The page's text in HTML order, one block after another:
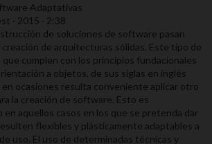
Adaptativas
· 2015 · 2:38
de soluciones de software pasan
de arquitecturas sólidas. Este tipo de
cumplen con los principios fundacionales
a objetos, de sus siglas en inglés
en ocasiones resulta conveniente aplicar otro
la creación de software. Esto es
aquellos casos en los que se pretenda dar
flexibles y plásticamente adaptables a
uso. El uso de determinadas técnicas y